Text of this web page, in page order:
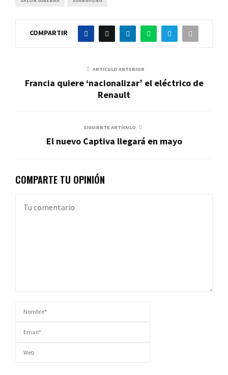
COMPARTIR
ARTÍCULO ANTERIOR
Francia quiere ‘nacionalizar’ el eléctrico de
Renault
SIGUIENTE ARTÍCULO
El nuevo Captiva llegará en mayo
COMPARTE TU OPINIÓN